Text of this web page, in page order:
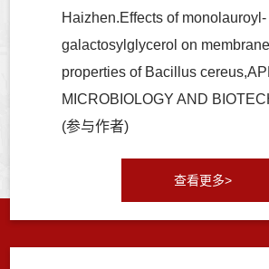
Haizhen.Effects of monolauroyl-
galactosylglycerol on
properties of Bacillus
MICROBIOLOGY AND
(参与作者)
查看更多>